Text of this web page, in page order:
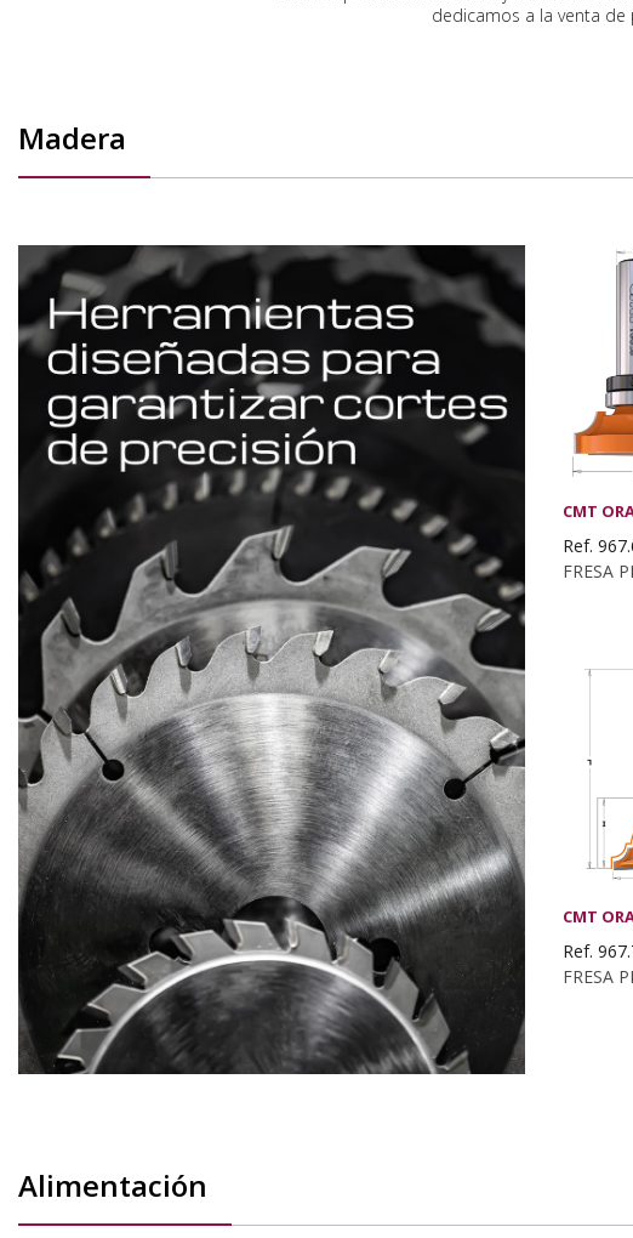
dedicamos a la venta
Madera
CMT
Ref.
CMT
Ref.
Alimentación